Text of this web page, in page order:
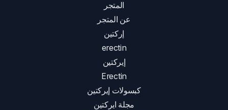
المتجر
عن المتجر
إركتين
erectin
إيركتين
Erectin
كبسولات إيركتين
مجلة ايركتين